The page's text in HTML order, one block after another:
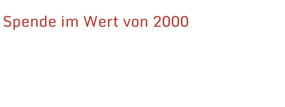
im Wert von 2000